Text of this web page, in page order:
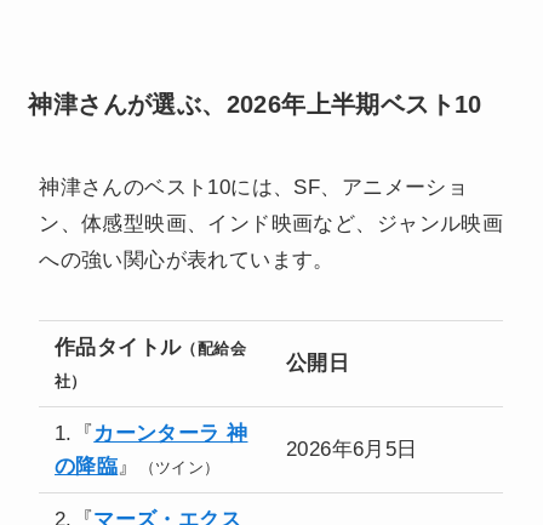
神津さんが選ぶ、2026年上半期ベスト10
神津さんのベスト10には、SF、アニメーショ
ン、体感型映画、インド映画など、ジャンル映画
への強い関心が表れています。
作品タイトル（配給会
社）
公開日
1.『 カーンターラ 神
の降臨』 （ツイン）
2026年6月5日
2.『 マーズ・エクス